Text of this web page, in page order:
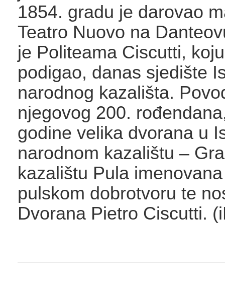
1854. gradu je darovao
Teatro Nuovo na
je Politeama Ciscutti,
podigao, danas sjedište
narodnog kazališta.
njegovog 200.
godine velika dvorana u
narodnom kazalištu –
kazalištu Pula
pulskom dobrotvoru te
Dvorana Pietro Ciscutti.